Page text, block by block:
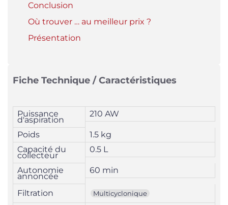
Conclusion
Où trouver … au meilleur prix ?
Présentation
Fiche Technique / Caractéristiques
Puissance
d'aspiration
210 AW
Poids
1.5 kg
Capacité du
collecteur
0.5 L
Autonomie
annoncée
60 min
Filtration Multicyclonique